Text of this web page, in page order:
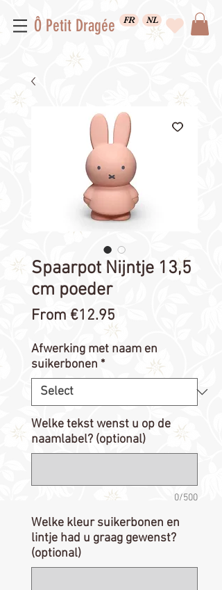
Ô Petit Dragée FR NL
Spaarpot Nijntje 13,5
cm poeder
From €12.95
Price
Afwerking met naam en
suikerbonen *
Welke tekst wenst u op de
naamlabel? (optional)
0/500
Welke kleur suikerbonen en
lintje had u graag gewenst?
(optional)